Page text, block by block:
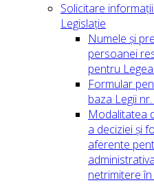
Solicitare informații.
Legislație
Numele și
persoanei
pentru
Formular
baza Legii
Modalitatea
a deciziei și
aferente
netrimitere